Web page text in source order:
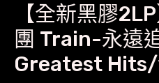
【全新黑膠
團 Train-永遠
Greatest